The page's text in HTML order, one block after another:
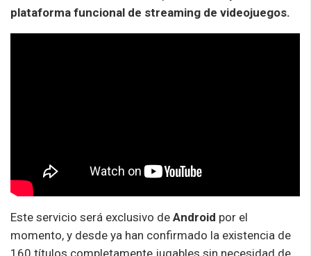
plataforma funcional de streaming de videojuegos.
Este servicio será exclusivo de Android por el
momento, y desde ya han confirmado la existencia de
160 títulos completamente jugables sin necesidad de